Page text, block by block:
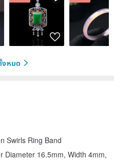
งหมด
Swirls Ring Band
Diameter 16.5mm, Width 4mm,